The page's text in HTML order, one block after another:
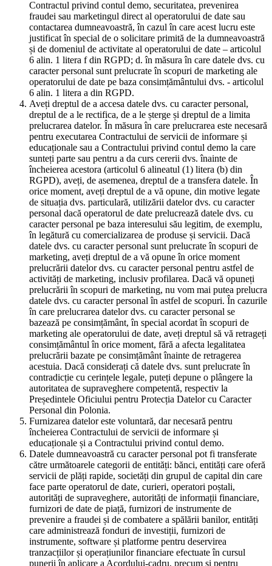
Contractul privind contul demo, securitatea, prevenirea
fraudei sau marketingul direct al operatorului de date sau
contactarea dumneavoastră, în cazul în care acest lucru este
justificat în special de o solicitare primită de la dumneavoastră
și de domeniul de activitate al operatorului de date – articolul
6 alin. 1 litera f din RGPD; d. în măsura în care datele dvs. cu
caracter personal sunt prelucrate în scopuri de marketing ale
operatorului de date pe baza consimțământului dvs. - articolul
6 alin. 1 litera a din RGPD.
Aveți dreptul de a accesa datele dvs. cu caracter personal,
dreptul de a le rectifica, de a le șterge și dreptul de a limita
prelucrarea datelor. În măsura în care prelucrarea este necesară
pentru executarea Contractului de servicii de informare și
educaționale sau a Contractului privind contul demo la care
sunteți parte sau pentru a da curs cererii dvs. înainte de
încheierea acestora (articolul 6 alineatul (1) litera (b) din
RGPD), aveți, de asemenea, dreptul de a transfera datele. În
orice moment, aveți dreptul de a vă opune, din motive legate
de situația dvs. particulară, utilizării datelor dvs. cu caracter
personal dacă operatorul de date prelucrează datele dvs. cu
caracter personal pe baza interesului său legitim, de exemplu,
în legătură cu comercializarea de produse și servicii. Dacă
datele dvs. cu caracter personal sunt prelucrate în scopuri de
marketing, aveți dreptul de a vă opune în orice moment
prelucrării datelor dvs. cu caracter personal pentru astfel de
activități de marketing, inclusiv profilarea. Dacă vă opuneți
prelucrării în scopuri de marketing, nu vom mai putea prelucra
datele dvs. cu caracter personal în astfel de scopuri. În cazurile
în care prelucrarea datelor dvs. cu caracter personal se
bazează pe consimțământ, în special acordat în scopuri de
marketing ale operatorului de date, aveți dreptul să vă retrageți
consimțământul în orice moment, fără a afecta legalitatea
prelucrării bazate pe consimțământ înainte de retragerea
acestuia. Dacă considerați că datele dvs. sunt prelucrate în
contradicție cu cerințele legale, puteți depune o plângere la
autoritatea de supraveghere competentă, respectiv la
Președintele Oficiului pentru Protecția Datelor cu Caracter
Personal din Polonia.
Furnizarea datelor este voluntară, dar necesară pentru
încheierea Contractului de servicii de informare și
educaționale și a Contractului privind contul demo.
Datele dumneavoastră cu caracter personal pot fi transferate
către următoarele categorii de entități: bănci, entități care oferă
servicii de plăți rapide, societăți din grupul de capital din care
face parte operatorul de date, curieri, operatori poștali,
autorități de supraveghere, autorități de informații financiare,
furnizori de date de piață, furnizori de instrumente de
prevenire a fraudei și de combatere a spălării banilor, entități
care administrează fonduri de investiții, furnizori de
instrumente, software și platforme pentru deservirea
tranzacțiilor și operațiunilor financiare efectuate în cursul
punerii în aplicare a Acordului-cadru, precum și pentru